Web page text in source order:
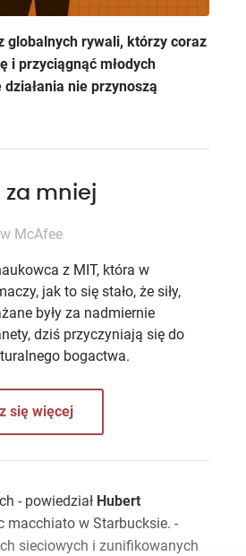
globalnych rywali, którzy coraz
i przyciągnąć młodych
nie przynoszą
za mniej
McAfee
z MIT, która w
jak to się stało, że siły,
były za nadmiernie
dziś przyczyniają się do
bogactwa.
się więcej
- powiedział Hubert
macchiato w Starbucksie. -
sieciowych i zunifikowanych